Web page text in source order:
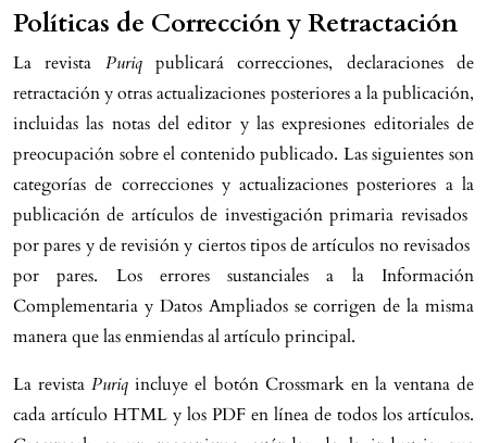
Políticas de Corrección y Retractación
La revista Puriqpublicará correcciones, declaraciones de
retractación y otras actualizaciones posteriores a la publicación,
incluidas las notas del editor y las expresiones editoriales de
preocupación sobre el contenido publicado. Las siguientes son
categorías de correcciones y actualizaciones posteriores a la
publicación de artículos de investigación primaria revisados ​​
por pares y de revisión y ciertos tipos de artículos no revisados ​​
por pares. Los errores sustanciales a la Información
Complementaria y Datos Ampliados se corrigen de la misma
manera que las enmiendas al artículo principal.
La revistaPuriq incluye el botón Crossmark en la ventana de
cada artículo HTML y los PDF en línea de todos los artículos.